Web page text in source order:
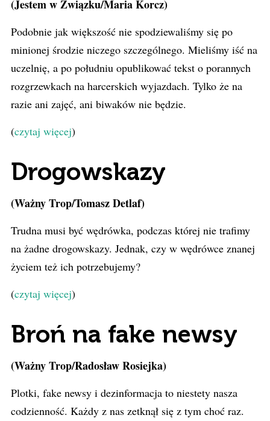
(Jestem w Związku/Maria Korcz)
Podobnie jak większość nie spodziewaliśmy się po
minionej środzie niczego szczególnego. Mieliśmy iść na
uczelnię, a po południu opublikować tekst o porannych
rozgrzewkach na harcerskich wyjazdach. Tylko że na
razie ani zajęć, ani biwaków nie będzie.
(czytaj więcej)
Drogowskazy
(Ważny Trop/Tomasz Detlaf)
Trudna musi być wędrówka, podczas której nie trafimy
na żadne drogowskazy. Jednak, czy w wędrówce znanej
życiem też ich potrzebujemy?
(czytaj więcej)
Broń na fake newsy
(Ważny Trop/Radosław Rosiejka)
Plotki, fake newsy i dezinformacja to niestety nasza
codzienność. Każdy z nas zetknął się z tym choć raz.